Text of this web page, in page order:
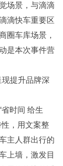
场景，与滴滴
滴快车重要区
圈车库场景，
是本次事件营
提升品牌深
时间 给生
，用文案整
主人群出行的
上墙，激发目